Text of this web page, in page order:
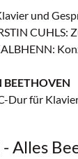
und
CUHLS:
Dur für
Alles